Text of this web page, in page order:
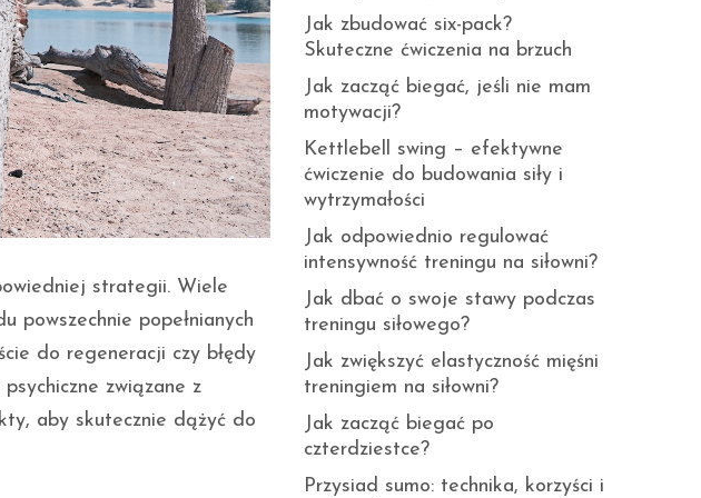
strategii. Wiele
powszechnie popełnianych
do regeneracji czy błędy
związane z
aby skutecznie dążyć do
Jak zbudować six-pack?
Skuteczne ćwiczenia na brzuch
Jak zacząć biegać, jeśli nie mam
motywacji?
Kettlebell swing – efektywne
ćwiczenie do budowania siły i
wytrzymałości
Jak odpowiednio regulować
intensywność treningu na siłowni?
Jak dbać o swoje stawy podczas
treningu siłowego?
Jak zwiększyć elastyczność mięśni
treningiem na siłowni?
Jak zacząć biegać po
czterdziestce?
Przysiad sumo: technika, korzyści i